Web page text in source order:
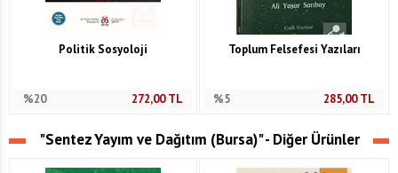
Politik Sosyoloji
%20 272,00TL
Toplum Felsefesi Yazıları
%5 285,00TL
"Sentez Yayım ve Dağıtım (Bursa)" - Diğer Ürünler